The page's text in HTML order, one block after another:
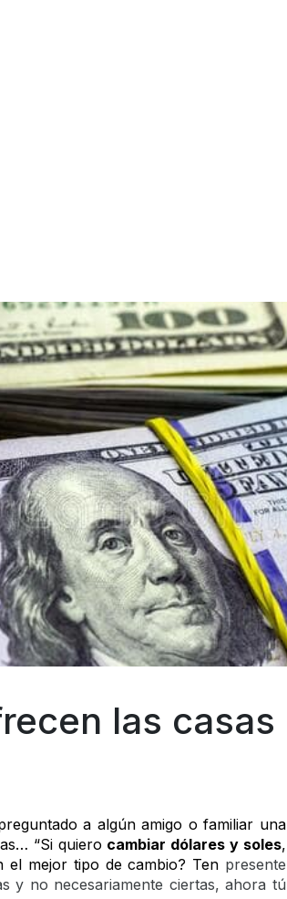
las casas
a algún amigo o familiar una
“Si quiero cambiar dólares y soles,
el mejor tipo de cambio? Ten presente
y no necesariamente ciertas, ahora tú